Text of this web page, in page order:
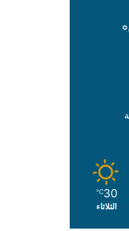
30
℃
الثلاثاء